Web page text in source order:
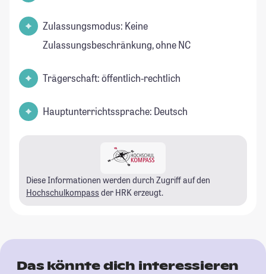
Zulassungsmodus: Keine
Zulassungsbeschränkung, ohne NC
Trägerschaft: öffentlich-rechtlich
Hauptunterrichtssprache: Deutsch
Diese Informationen werden durch Zugriff auf den
Hochschulkompass der HRK erzeugt.
Das könnte dich interessieren